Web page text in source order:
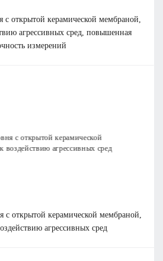
агрессивных сред, повышенная
измерений
агрессивных сред